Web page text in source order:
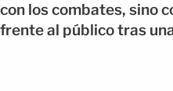
con los combates, sino
frente al público tras